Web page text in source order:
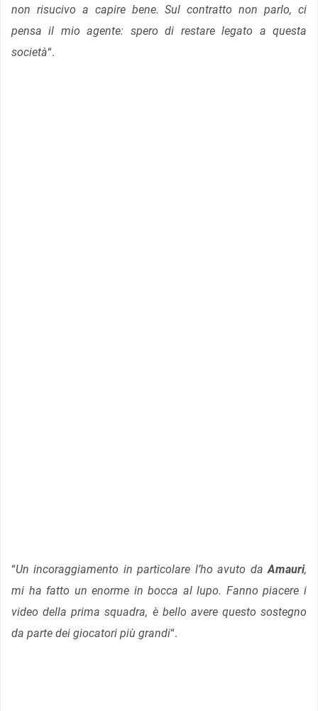
non risucivo a capire bene. Sul contratto non parlo, ci
pensa il mio agente: spero di restare legato a questa
società“.
“Un incoraggiamento in particolare l’ho avuto da Amauri,
mi ha fatto un enorme in bocca al lupo. Fanno piacere i
video della prima squadra, è bello avere questo sostegno
da parte dei giocatori più grandi“.